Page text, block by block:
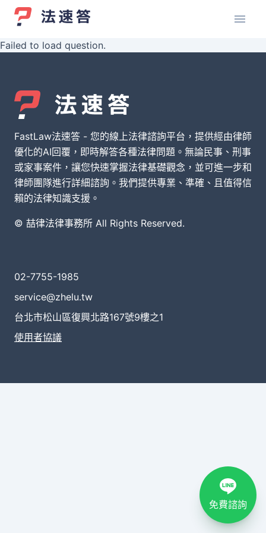
Failed to load question.
FastLaw法速答 - 您的線上法律諮詢平台，提供經由律師
優化的AI回覆，即時解答各種法律問題。無論民事、刑事
或家事案件，讓您快速掌握法律基礎觀念，並可進一步和
律師團隊進行詳細諮詢。我們提供專業、準確、且值得信
賴的法律知識支援。
© 喆律法律事務所 All Rights Reserved.
02-7755-1985
service@zhelu.tw
台北市松山區復興北路167號9樓之1
使用者協議
免費諮詢